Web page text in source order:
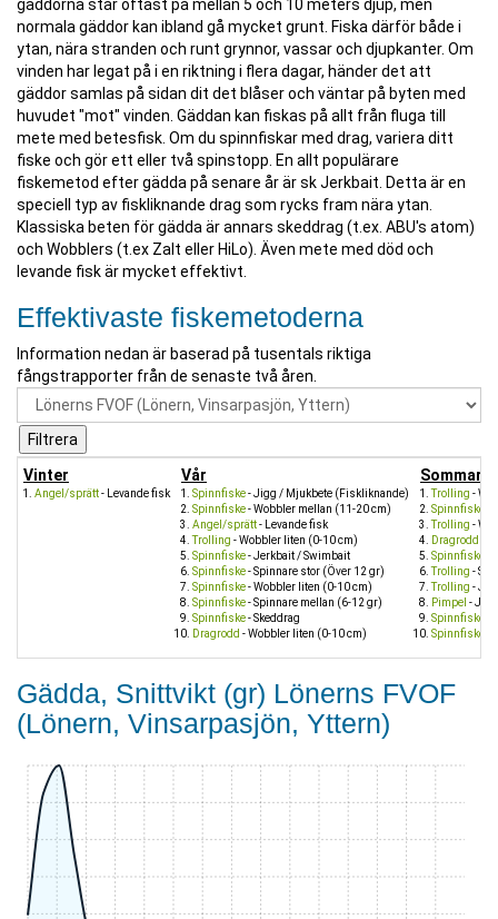
gäddorna står oftast på mellan 5 och 10 meters djup, men
normala gäddor kan ibland gå mycket grunt. Fiska därför både i
ytan, nära stranden och runt grynnor, vassar och djupkanter. Om
vinden har legat på i en riktning i flera dagar, händer det att
gäddor samlas på sidan dit det blåser och väntar på byten med
huvudet "mot" vinden. Gäddan kan fiskas på allt från fluga till
mete med betesfisk. Om du spinnfiskar med drag, variera ditt
fiske och gör ett eller två spinstopp. En allt populärare
fiskemetod efter gädda på senare år är sk Jerkbait. Detta är en
speciell typ av fiskliknande drag som rycks fram nära ytan.
Klassiska beten för gädda är annars skeddrag (t.ex. ABU's atom)
och Wobblers (t.ex Zalt eller HiLo). Även mete med död och
levande fisk är mycket effektivt.
Effektivaste fiskemetoderna
Information nedan är baserad på tusentals riktiga
fångstrapporter från de senaste två åren.
Vinter
Angel/sprätt- Levande fisk
Vår
Spinnfiske- Jigg / Mjukbete (Fiskliknande)
Spinnfiske- Wobbler mellan (11-20 cm)
Angel/sprätt- Levande fisk
Trolling - Wobbler liten (0-10 cm)
Spinnfiske- Jerkbait / Swimbait
Spinnfiske- Spinnare stor (Över 12 gr)
Spinnfiske- Wobbler liten (0-10 cm)
Spinnfiske- Spinnare mellan (6-12 gr)
Spinnfiske- Skeddrag
Dragrodd - Wobbler liten (0-10 cm)
Sommar
Trolling -
Spinnfiske
Trolling -
Dragrodd
Spinnfiske
Trolling -
Trolling -
Pimpel -
Spinnfiske
Spinnfiske
Gädda, Snittvikt (gr) Lönerns FVOF
(Lönern, Vinsarpasjön, Yttern)